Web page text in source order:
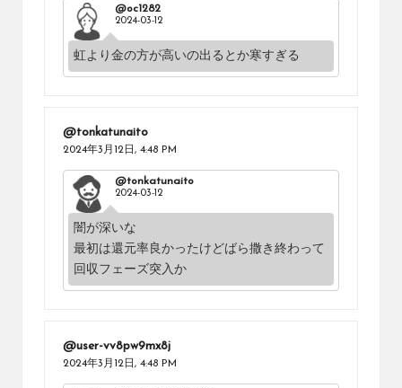
@oc1282
2024-03-12
虹より金の方が高いの出るとか寒すぎる
@tonkatunaito
2024年3月12日, 4:48 PM
@tonkatunaito
2024-03-12
闇が深いな
最初は還元率良かったけどばら撒き終わって
回収フェーズ突入か
@user-vv8pw9mx8j
2024年3月12日, 4:48 PM